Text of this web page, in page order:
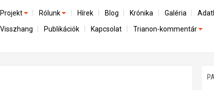
Projekt
Előzmények
összeomlás és a magyar társadalom
Rólunk
A kutatócsoport működéséről
Hírek Blog Krónika Galéria
Visszhang Publikációk Kapcsolat Trianon-kommentár